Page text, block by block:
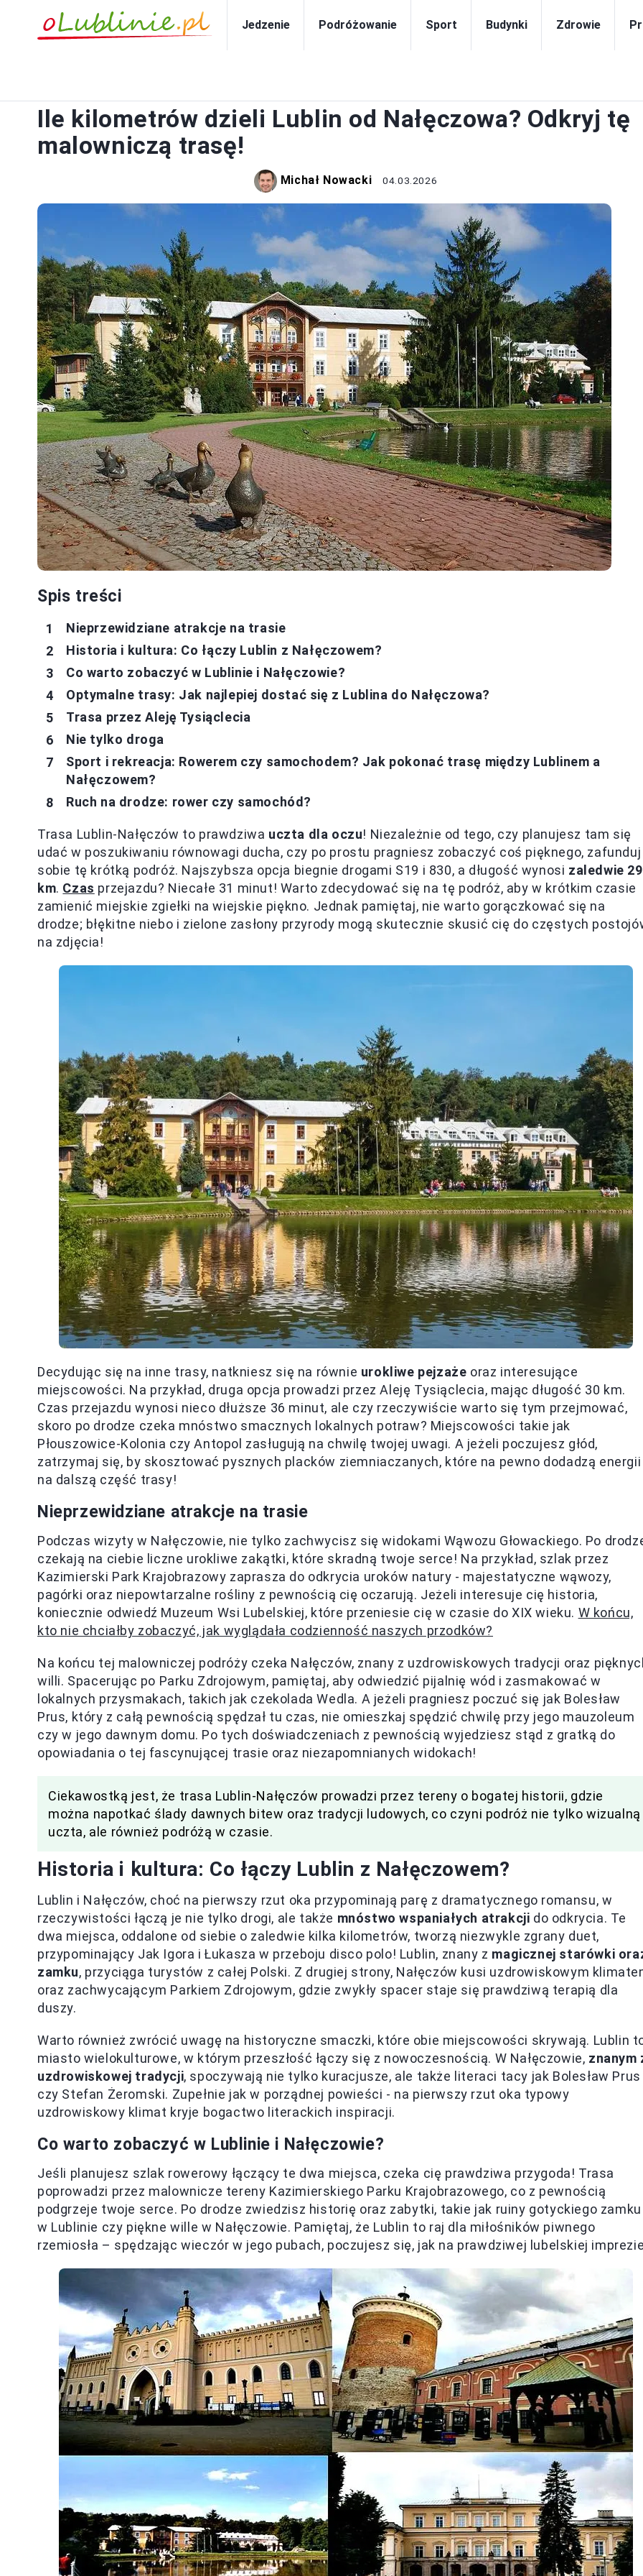
Jedzenie Podróżowanie Sport Budynki Zdrowie
Ile kilometrów dzieli Lublin od Nałęczowa? Odkryj tę
malowniczą trasę!
Michał Nowacki 04.03.2026
Spis treści
Nieprzewidziane atrakcje na trasie
Historia i kultura: Co łączy Lublin z Nałęczowem?
Co warto zobaczyć w Lublinie i Nałęczowie?
Optymalne trasy: Jak najlepiej dostać się z Lublina do Nałęczowa?
Trasa przez Aleję Tysiąclecia
Nie tylko droga
Sport i rekreacja: Rowerem czy samochodem? Jak pokonać trasę między Lublinem a
Nałęczowem?
Ruch na drodze: rower czy samochód?
Trasa Lublin-Nałęczów to prawdziwa uczta dla oczu! Niezależnie od tego, czy planujesz tam się
udać w poszukiwaniu równowagi ducha, czy po prostu pragniesz zobaczyć coś pięknego, zafunduj
sobie tę krótką podróż. Najszybsza opcja biegnie drogami S19 i 830, a długość wynosi zaledwie 29
km. Czas przejazdu? Niecałe 31 minut! Warto zdecydować się na tę podróż, aby w krótkim czasie
zamienić miejskie zgiełki na wiejskie piękno. Jednak pamiętaj, nie warto gorączkować się na
drodze; błękitne niebo i zielone zasłony przyrody mogą skutecznie skusić cię do częstych
na zdjęcia!
Decydując się na inne trasy, natkniesz się na równie urokliwe pejzaże oraz interesujące
miejscowości. Na przykład, druga opcja prowadzi przez Aleję Tysiąclecia, mając długość 30 km.
Czas przejazdu wynosi nieco dłuższe 36 minut, ale czy rzeczywiście warto się tym przejmować,
skoro po drodze czeka mnóstwo smacznych lokalnych potraw? Miejscowości takie jak
Płouszowice-Kolonia czy Antopol zasługują na chwilę twojej uwagi. A jeżeli poczujesz głód,
zatrzymaj się, by skosztować pysznych placków ziemniaczanych, które na pewno dodadzą energii
na dalszą część trasy!
Nieprzewidziane atrakcje na trasie
Podczas wizyty w Nałęczowie, nie tylko zachwycisz się widokami Wąwozu Głowackiego. Po
czekają na ciebie liczne urokliwe zakątki, które skradną twoje serce! Na przykład, szlak przez
Kazimierski Park Krajobrazowy zaprasza do odkrycia uroków natury - majestatyczne wąwozy,
pagórki oraz niepowtarzalne rośliny z pewnością cię oczarują. Jeżeli interesuje cię historia,
koniecznie odwiedź Muzeum Wsi Lubelskiej, które przeniesie cię w czasie do XIX wieku. W końcu,
kto nie chciałby zobaczyć, jak wyglądała codzienność naszych przodków?
Na końcu tej malowniczej podróży czeka Nałęczów, znany z uzdrowiskowych tradycji oraz
willi. Spacerując po Parku Zdrojowym, pamiętaj, aby odwiedzić pijalnię wód i zasmakować w
lokalnych przysmakach, takich jak czekolada Wedla. A jeżeli pragniesz poczuć się jak Bolesław
Prus, który z całą pewnością spędzał tu czas, nie omieszkaj spędzić chwilę przy jego mauzoleum
czy w jego dawnym domu. Po tych doświadczeniach z pewnością wyjedziesz stąd z gratką do
opowiadania o tej fascynującej trasie oraz niezapomnianych widokach!
Ciekawostką jest, że trasa Lublin-Nałęczów prowadzi przez tereny o bogatej historii, gdzie
można napotkać ślady dawnych bitew oraz tradycji ludowych, co czyni podróż nie tylko wizualną
uczta, ale również podróżą w czasie.
Historia i kultura: Co łączy Lublin z Nałęczowem?
Lublin i Nałęczów, choć na pierwszy rzut oka przypominają parę z dramatycznego romansu, w
rzeczywistości łączą je nie tylko drogi, ale także mnóstwo wspaniałych atrakcji do odkrycia. Te
dwa miejsca, oddalone od siebie o zaledwie kilka kilometrów, tworzą niezwykle zgrany duet,
przypominający Jak Igora i Łukasza w przeboju disco polo! Lublin, znany z magicznej starówki
zamku, przyciąga turystów z całej Polski. Z drugiej strony, Nałęczów kusi uzdrowiskowym
oraz zachwycającym Parkiem Zdrojowym, gdzie zwykły spacer staje się prawdziwą terapią dla
duszy.
Warto również zwrócić uwagę na historyczne smaczki, które obie miejscowości skrywają. Lublin
miasto wielokulturowe, w którym przeszłość łączy się z nowoczesnością. W Nałęczowie, znanym
uzdrowiskowej tradycji, spoczywają nie tylko kuracjusze, ale także literaci tacy jak Bolesław Prus
czy Stefan Żeromski. Zupełnie jak w porządnej powieści - na pierwszy rzut oka typowy
uzdrowiskowy klimat kryje bogactwo literackich inspiracji.
Co warto zobaczyć w Lublinie i Nałęczowie?
Jeśli planujesz szlak rowerowy łączący te dwa miejsca, czeka cię prawdziwa przygoda! Trasa
poprowadzi przez malownicze tereny Kazimierskiego Parku Krajobrazowego, co z pewnością
podgrzeje twoje serce. Po drodze zwiedzisz historię oraz zabytki, takie jak ruiny gotyckiego zamku
w Lublinie czy piękne wille w Nałęczowie. Pamiętaj, że Lublin to raj dla miłośników piwnego
rzemiosła – spędzając wieczór w jego pubach, poczujesz się, jak na prawdziwej lubelskiej